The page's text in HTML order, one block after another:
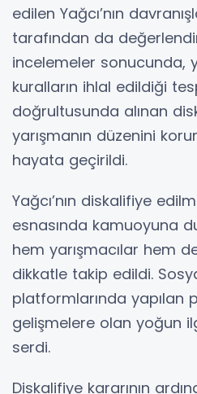
edilen Yağcı’nın
tarafından da
incelemeler sonucunda,
kuralların ihlal edildiği
doğrultusunda alınan
yarışmanın düzenini
hayata geçirildi.
Yağcı’nın diskalifiye
esnasında kamuoyuna
hem yarışmacılar hem
dikkatle takip edildi.
platformlarında yapılan
gelişmelere olan yoğun
serdi.
Diskalifiye kararının